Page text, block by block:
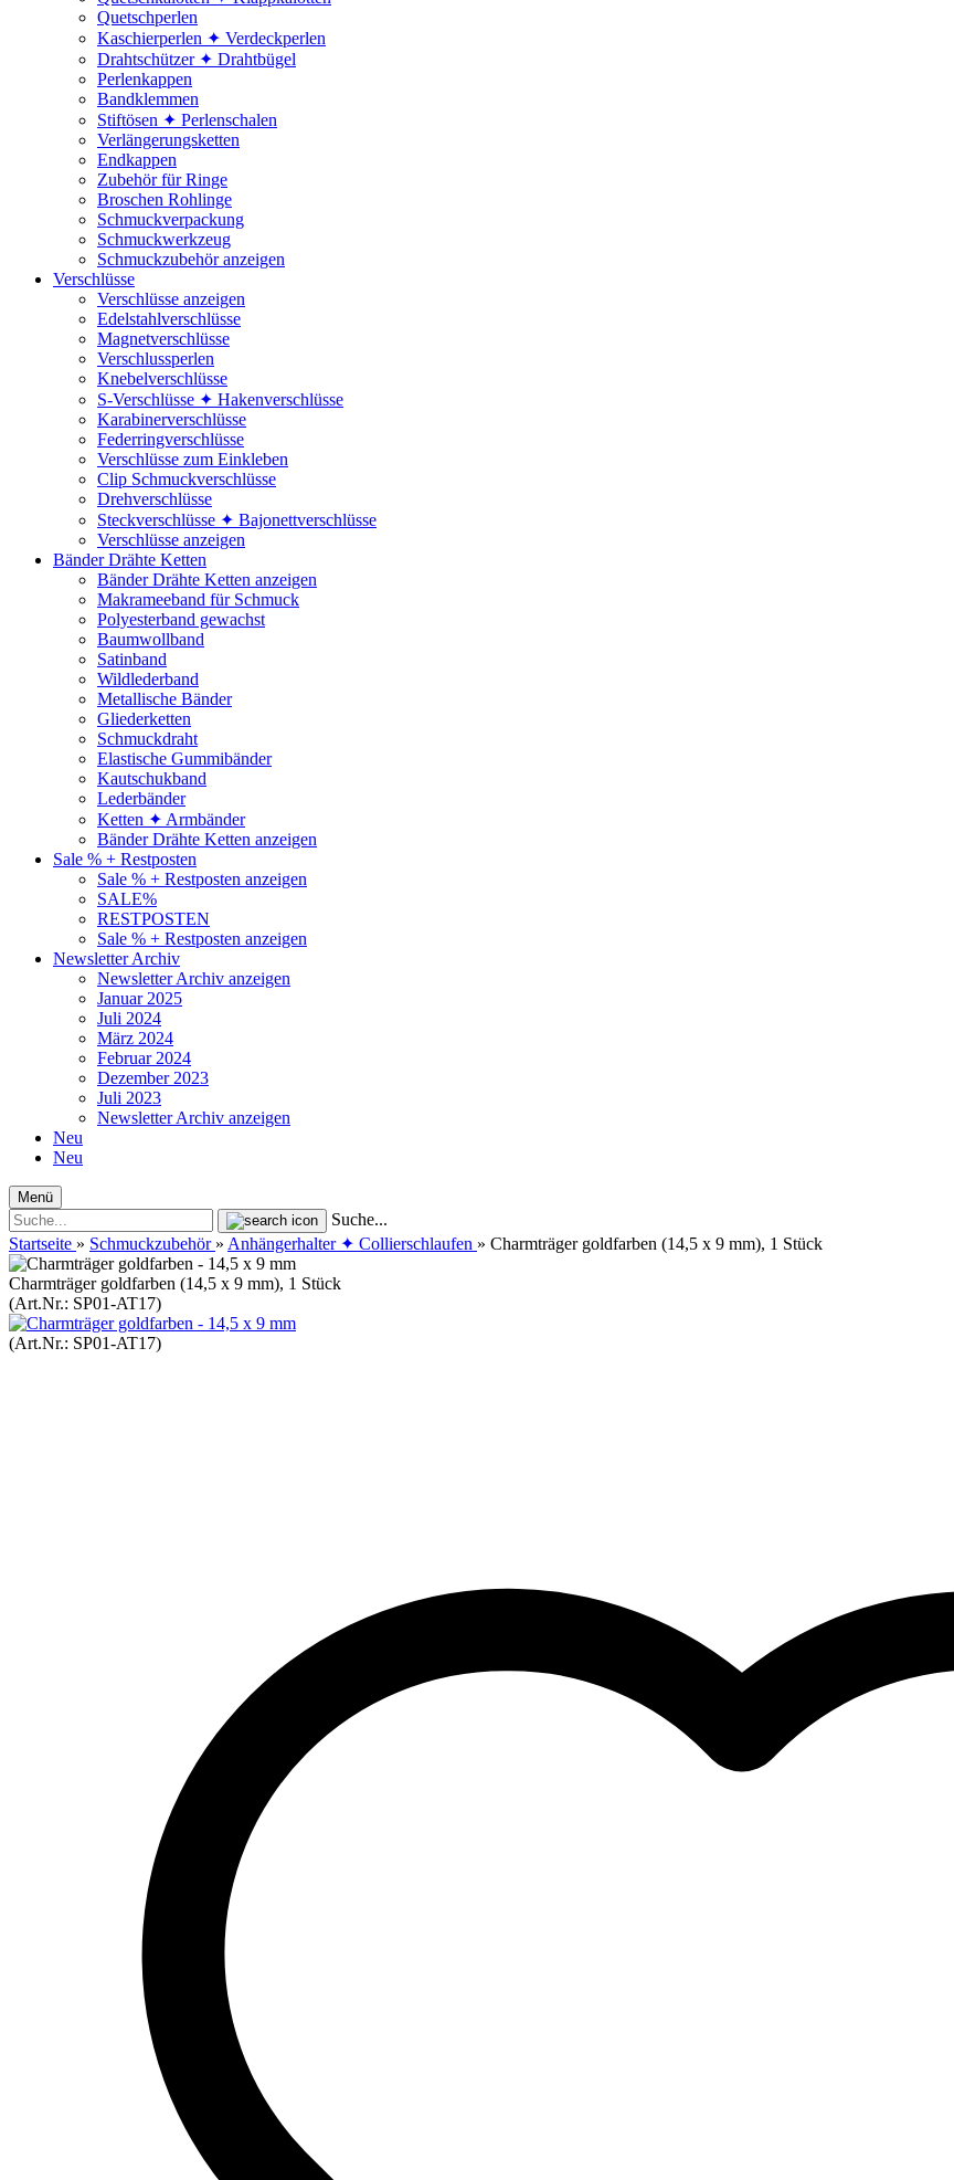
Quetschperlen
Kaschierperlen ✦ Verdeckperlen
Drahtschützer ✦ Drahtbügel
Perlenkappen
Bandklemmen
Stiftösen ✦ Perlenschalen
Verlängerungsketten
Endkappen
Zubehör für Ringe
Broschen Rohlinge
Schmuckverpackung
Schmuckwerkzeug
Schmuckzubehör anzeigen
Verschlüsse
Verschlüsse anzeigen
Edelstahlverschlüsse
Magnetverschlüsse
Verschlussperlen
Knebelverschlüsse
S-Verschlüsse ✦ Hakenverschlüsse
Karabinerverschlüsse
Federringverschlüsse
Verschlüsse zum Einkleben
Clip Schmuckverschlüsse
Drehverschlüsse
Steckverschlüsse ✦ Bajonettverschlüsse
Verschlüsse anzeigen
Bänder Drähte Ketten
Bänder Drähte Ketten anzeigen
Makrameeband für Schmuck
Polyesterband gewachst
Baumwollband
Satinband
Wildlederband
Metallische Bänder
Gliederketten
Schmuckdraht
Elastische Gummibänder
Kautschukband
Lederbänder
Ketten ✦ Armbänder
Bänder Drähte Ketten anzeigen
Sale % + Restposten
Sale % + Restposten anzeigen
SALE%
RESTPOSTEN
Sale % + Restposten anzeigen
Newsletter Archiv
Newsletter Archiv anzeigen
Januar 2025
Juli 2024
März 2024
Februar 2024
Dezember 2023
Juli 2023
Newsletter Archiv anzeigen
Neu
Neu
Menü
Suche...
Startseite » Schmuckzubehör » Anhängerhalter ✦ Collierschlaufen » Charmträger goldfarben (14,5 x 9 mm), 1 Stück
Charmträger goldfarben (14,5 x 9 mm), 1 Stück
(Art.Nr.: SP01-AT17)
(Art.Nr.: SP01-AT17)